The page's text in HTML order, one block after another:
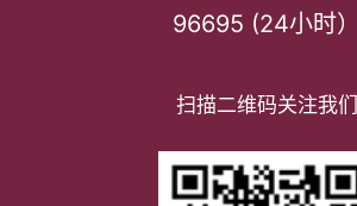
96695 (24小时）
扫描二维码关注我们